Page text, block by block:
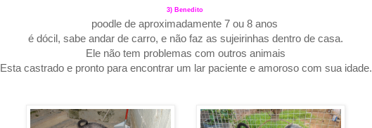
3) Benedito
poodle de aproximadamente 7 ou 8 anos
é dócil, sabe andar de carro, e não faz as sujeirinhas dentro de casa.
Ele não tem problemas com outros animais
Esta castrado e pronto para encontrar um lar paciente e amoroso com sua idade.